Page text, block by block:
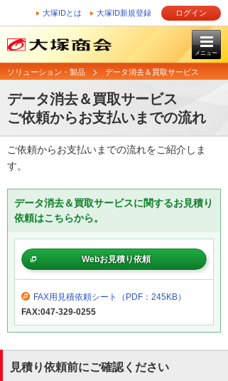
大塚IDとは 大塚ID新規登録 ログイン
メニュー
ソリューション・製品 データ消去＆買取サービス
データ消去＆買取サービス
ご依頼からお支払いまでの流れ
ご依頼からお支払いまでの流れをご紹介しま
す。
データ消去＆買取サービスに関するお見積り
依頼はこちらから。
Webお見積り依頼
FAX用見積依頼シート
（PDF：245KB）
FAX:047-329-0255
見積り依頼前にご確認ください